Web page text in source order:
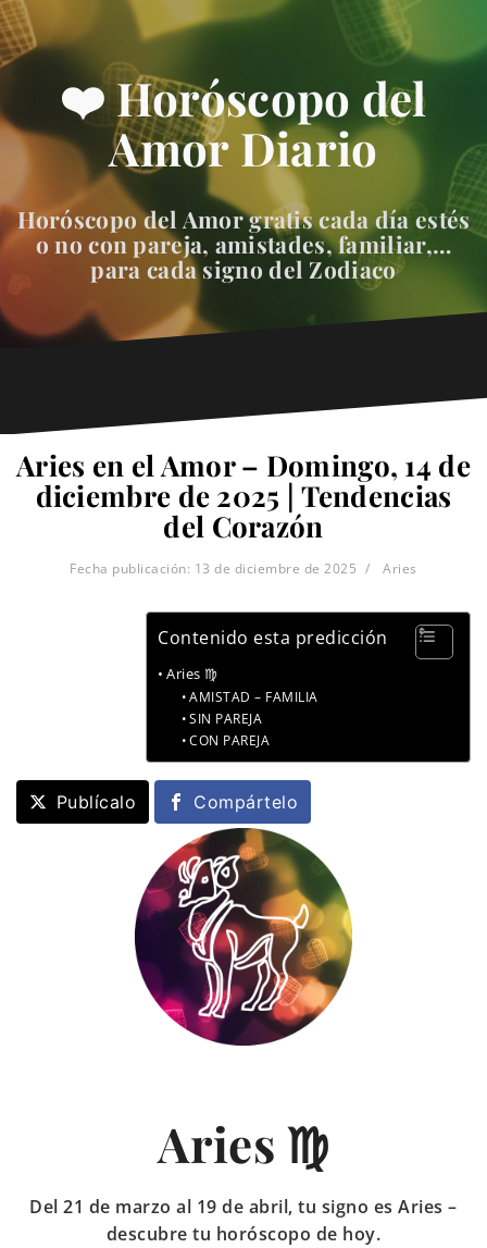
❤️ Horóscopo del
Amor Diario
Horóscopo del Amor gratis cada día estés
o no con pareja, amistades, familiar,…
para cada signo del Zodiaco
Aries en el Amor – Domingo, 14 de
diciembre de 2025 | Tendencias
del Corazón
Fecha publicación: 13 de diciembre de 2025 Aries
Contenido esta predicción
Aries ♍
AMISTAD – FAMILIA
SIN PAREJA
CON PAREJA
Publícalo Compártelo
Aries ♍
Del 21 de marzo al 19 de abril, tu signo es Aries –
descubre tu horóscopo de hoy.